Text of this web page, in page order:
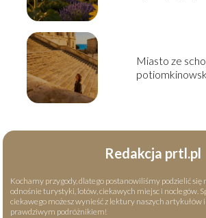
Miasto ze
Redakcja prtl.pl
Kochamy przygody, dlatego postanowiliśmy podzielić się
odnośnie turystyki, lotów, ciekawych miejsc i noclegów.
ciekawego możesz wynieść z lektury naszych artykułów
prawdziwym podróżnikiem!